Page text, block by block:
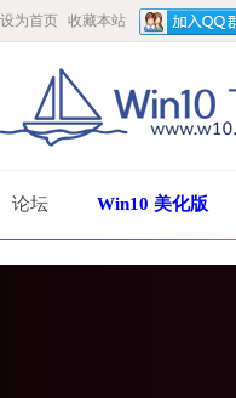
设为首页 收藏本站
论坛 Win10 美化版